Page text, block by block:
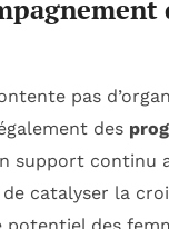
pas
des
support continu
catalyser la